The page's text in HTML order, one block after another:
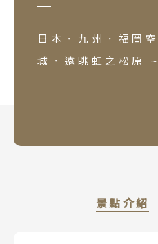
日本．九州．福岡
城．遠眺虹之松原
景點介紹